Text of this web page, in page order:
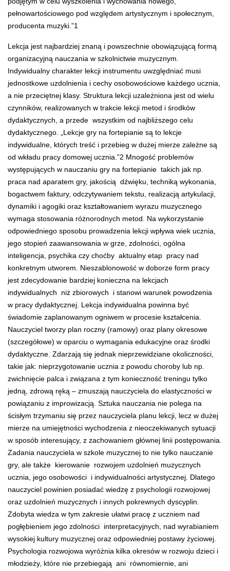
pełnowartościowego pod względem artystycznym i społecznym,
producenta muzyki.”1
Lekcja jest najbardziej znaną i powszechnie obowiązującą formą
organizacyjną nauczania w szkolnictwie muzycznym.
Indywidualny charakter lekcji instrumentu uwzględniać musi
jednostkowe uzdolnienia i cechy osobowościowe każdego ucznia,
a nie przeciętnej klasy. Struktura lekcji uzależniona jest od wielu
czynników, realizowanych w trakcie lekcji metod i środków
dydaktycznych, a przede wszystkim od najbliższego celu
dydaktycznego. „Lekcje gry na fortepianie są to lekcje
indywidualne, których treść i przebieg w dużej mierze zależne są
od wkładu pracy domowej ucznia.”2 Mnogość problemów
występujących w nauczaniu gry na fortepianie takich jak np.
praca nad aparatem gry, jakością dźwięku, techniką wykonania,
bogactwem faktury, odczytywaniem tekstu, realizacją artykulacji,
dynamiki i agogiki oraz kształtowaniem wyrazu muzycznego
wymaga stosowania różnorodnych metod. Na wykorzystanie
odpowiedniego sposobu prowadzenia lekcji wpływa wiek ucznia,
jego stopień zaawansowania w grze, zdolności, ogólna
inteligencja, psychika czy choćby aktualny etap pracy nad
konkretnym utworem. Nieszablonowość w doborze form pracy
jest zdecydowanie bardziej konieczna na lekcjach
indywidualnych niż zbiorowych i stanowi warunek powodzenia
w pracy dydaktycznej. Lekcja indywidualna powinna być
świadomie zaplanowanym ogniwem w procesie kształcenia.
Nauczyciel tworzy plan roczny (ramowy) oraz plany okresowe
(szczegółowe) w oparciu o wymagania edukacyjne oraz środki
dydaktyczne. Zdarzają się jednak nieprzewidziane okoliczności,
takie jak: nieprzygotowanie ucznia z powodu choroby lub np.
zwichnięcie palca i związana z tym konieczność treningu tylko
jedną, zdrową ręką – zmuszają nauczyciela do elastyczności w
powiązaniu z improwizacją. Sztuka nauczania nie polega na
ścisłym trzymaniu się przez nauczyciela planu lekcji, lecz w dużej
mierze na umiejętności wychodzenia z nieoczekiwanych sytuacji
w sposób interesujący, z zachowaniem głównej linii postępowania.
Zadania nauczyciela w szkole muzycznej to nie tylko nauczanie
gry, ale także kierowanie rozwojem uzdolnień muzycznych
ucznia, jego osobowości i indywidualności artystycznej. Dlatego
nauczyciel powinien posiadać wiedzę z psychologii rozwojowej
oraz uzdolnień muzycznych i innych pokrewnych dyscyplin.
Zdobyta wiedza w tym zakresie ułatwi pracę z uczniem nad
pogłębieniem jego zdolności interpretacyjnych, nad wyrabianiem
wysokiej kultury muzycznej oraz odpowiedniej postawy życiowej.
Psychologia rozwojowa wyróżnia kilka okresów w rozwoju dzieci i
młodzieży, które nie przebiegają ani równomiernie, ani